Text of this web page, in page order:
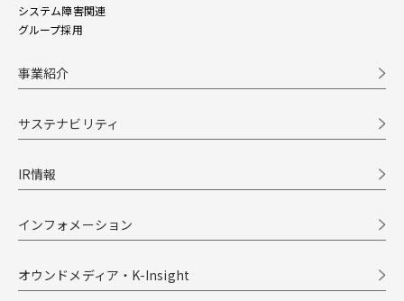
システム障害関連
グループ採用
事業紹介
サステナビリティ
IR情報
インフォメーション
オウンドメディア・K-Insight